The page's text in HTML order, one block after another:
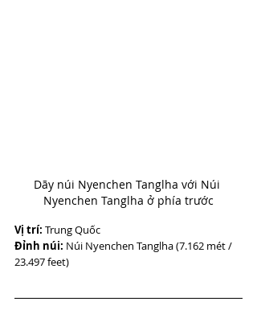
Dãy núi Nyenchen Tanglha với Núi
Nyenchen Tanglha ở phía trước
Vị trí: Trung Quốc
Đỉnh núi: Núi Nyenchen Tanglha (7.162 mét /
23.497 feet)